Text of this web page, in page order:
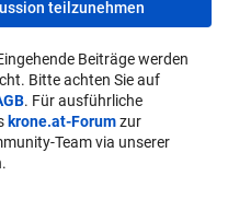
teilzunehmen
Beiträge werden
Bitte achten Sie auf
. Für ausführliche
krone.at-Forumzur
Team via unserer